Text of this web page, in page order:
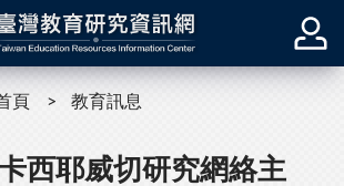
頁 教育訊息
西耶威切研究網絡主